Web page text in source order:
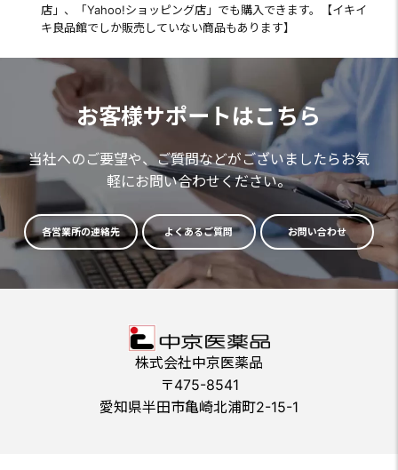
店」、「Yahoo!ショッピング店」でも購入できます。【イキイ
キ良品館でしか販売していない商品もあります】
お客様サポートはこちら
当社へのご要望や、ご質問などがございましたらお気
軽にお問い合わせください。
各営業所の連絡先 よくあるご質問 お問い合わせ
株式会社中京医薬品
〒475-8541
愛知県半田市亀崎北浦町2-15-1